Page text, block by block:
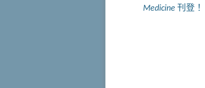
Medicine 刊登！